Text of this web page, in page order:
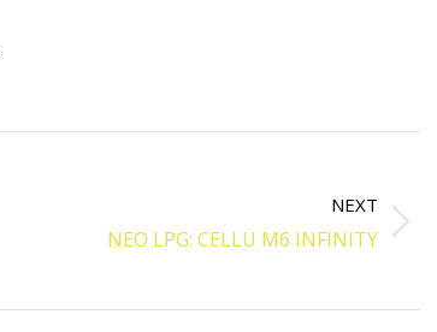
NEXT
ΝΕΟ LPG: CELLU M6 INFINITY